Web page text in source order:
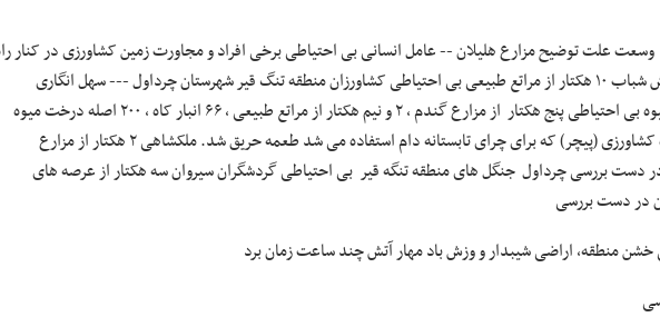
علت توضیح مزارع هلیلان -- عامل انسانی بی احتیاطی برخی افراد و مجاورت زمین کشاورزی در کنار
ارتباطی کهره تنگ شمشه واقع در روستای هلسم بخش شباب ۱۰ هکتار از مراتع طبیعی بی احتیاطی کشاورزان منطقه تنگ قیر شهرستان چرداول --- سهل انگاری
کشاورزان ایوان ۳۳ هکتار از مزارع، مراتع و باغات میوه بی احتیاطی پنج هکتار از مزارع گندم ، ۲ و نیم هکتار از مراتع طبیعی ، ۶۶ انبار کاه ، ۲۰۰ اصله درخت میوه
باغداران منطقه و ۲۶ هکتار از محصولات باقی مانده کشاورزی (پیچر) که برای چرای تابستانه دام استفاده می شد طعمه حریق شد. ملکشاهی ۲ هکتار از مزارع
له لار در دست بررسی چرداول جنگل های منطقه تنگه قیر بی احتیاطی گردشگران سیروان سه هکتار از عرصه های
در دست بررسی
خشن منطقه، اراضی شیبدار و وزش باد مهار آتش چند ساعت زمان برد